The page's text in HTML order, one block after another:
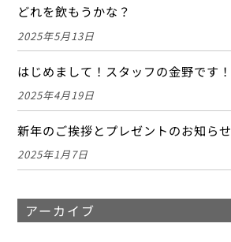
どれを飲もうかな？
2025年5月13日
はじめまして！スタッフの金野です！
2025年4月19日
新年のご挨拶とプレゼントのお知らせ
2025年1月7日
アーカイブ